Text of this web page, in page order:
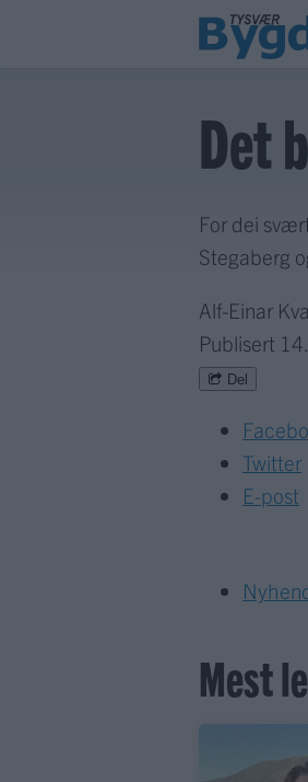
Det
For dei
Stegaberg
Alf-Einar
Publisert
Del
Twitter
E-post
Mest